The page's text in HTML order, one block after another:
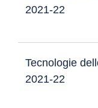
2021-22
Tecnologie
2021-22